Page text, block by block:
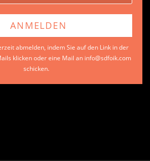
abmelden, indem Sie auf den Link in der
klicken oder eine Mail an info@sdfoik.com
schicken.